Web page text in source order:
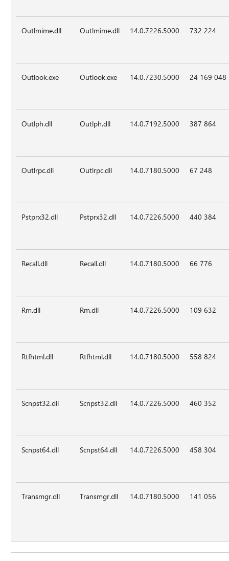
Outlmime.dll Outlmime.dll 14.0.7226.5000 732 224
Outlook.exe Outlook.exe 14.0.7230.5000 24 169 048
Outlph.dll Outlph.dll 14.0.7192.5000 387 864
Outlrpc.dll Outlrpc.dll 14.0.7180.5000 67 248
Pstprx32.dll Pstprx32.dll 14.0.7226.5000 440 384
Recall.dll Recall.dll 14.0.7180.5000 66 776
Rm.dll Rm.dll 14.0.7226.5000 109 632
Rtfhtml.dll Rtfhtml.dll 14.0.7180.5000 558 824
Scnpst32.dll Scnpst32.dll 14.0.7226.5000 460 352
Scnpst64.dll Scnpst64.dll 14.0.7226.5000 458 304
Transmgr.dll Transmgr.dll 14.0.7180.5000 141 056